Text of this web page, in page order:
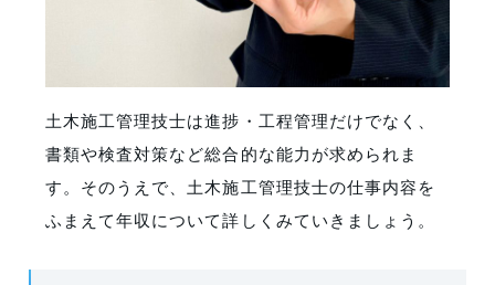
土木施工管理技士は進捗・工程管理だけでなく、
書類や検査対策など総合的な能力が求められま
す。そのうえで、土木施工管理技士の仕事内容を
ふまえて年収について詳しくみていきましょう。